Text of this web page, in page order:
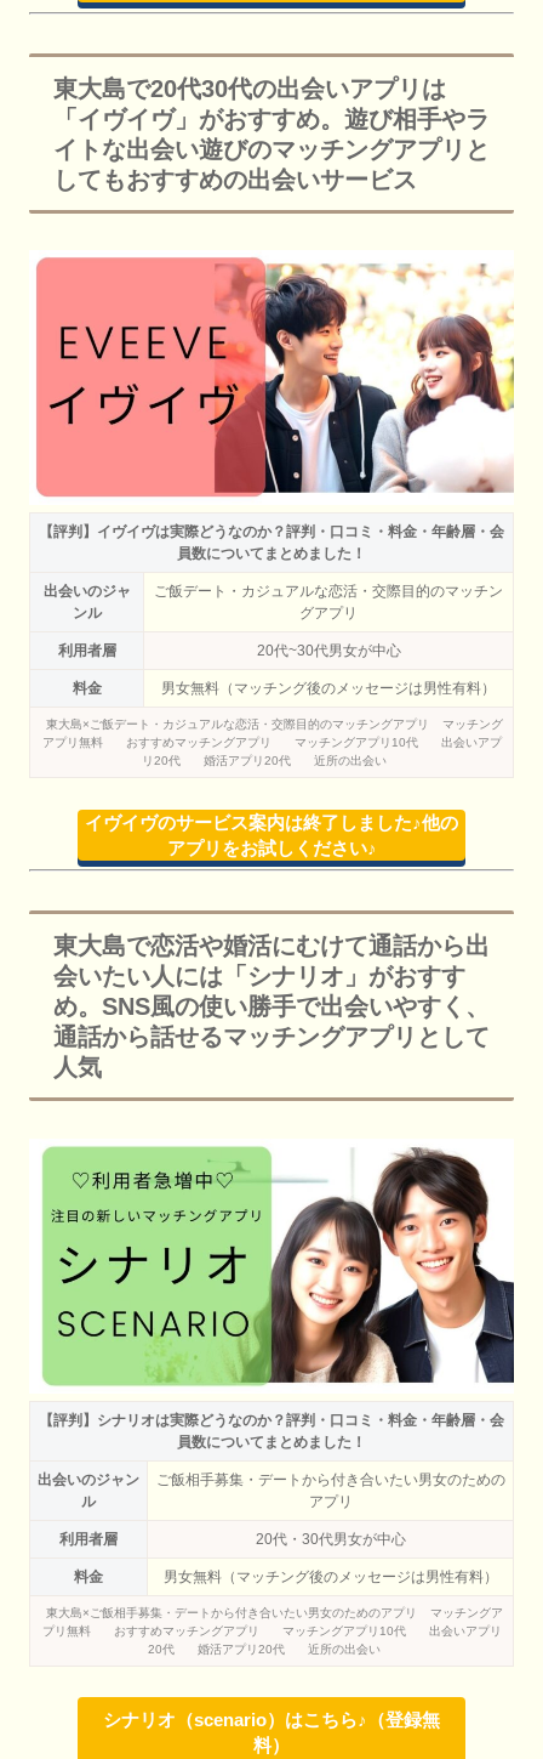
東大島で20代30代の出会いアプリは
「イヴイヴ」がおすすめ。遊び相手やラ
イトな出会い遊びのマッチングアプリと
してもおすすめの出会いサービス
【評判】イヴイヴは実際どうなのか？評判・口コミ・料金・年齢層・会
員数についてまとめました！
出会いのジャ
ンル
ご飯デート・カジュアルな恋活・交際目的のマッチン
グアプリ
利用者層 20代~30代男女が中心
料金 男女無料（マッチング後のメッセージは男性有料）
東大島×ご飯デート・カジュアルな恋活・交際目的のマッチングアプリ
マッチング
アプリ無料
おすすめマッチングアプリ マッチングアプリ10代
出会いアプ
リ20代
婚活アプリ20代 近所の出会い
イヴイヴのサービス案内は終了しました♪他の
アプリをお試しください♪
東大島で恋活や婚活にむけて通話から出
会いたい人には「シナリオ」がおすす
め。SNS風の使い勝手で出会いやすく、
通話から話せるマッチングアプリとして
人気
【評判】シナリオは実際どうなのか？評判・口コミ・料金・年齢層・会
員数についてまとめました！
出会いのジャン
ル
ご飯相手募集・デートから付き合いたい男女のための
アプリ
利用者層 20代・30代男女が中心
料金 男女無料（マッチング後のメッセージは男性有料）
東大島×ご飯相手募集・デートから付き合いたい男女のためのアプリ
マッチングア
プリ無料
おすすめマッチングアプリ マッチングアプリ10代
出会いアプリ
20代
婚活アプリ20代 近所の出会い
シナリオ（scenario）はこちら♪（登録無
料）